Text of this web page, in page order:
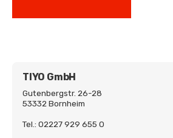
TIYO GmbH
Gutenbergstr. 26-28
53332 Bornheim
Tel.: 02227 929 655 0